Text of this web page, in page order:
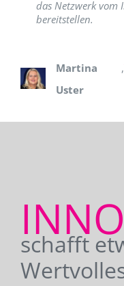
das Netzwerk vom
bereitstellen.
Martina
Uster
,
schafft